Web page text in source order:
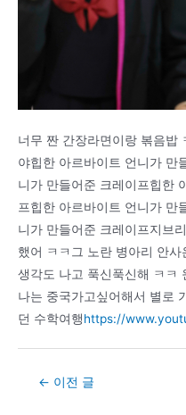
너무 짠 간장라면이랑 볶음밥
야힙한 아르바이트 언니가 만
니가 만들어준 크레이프힙한
프힙한 아르바이트 언니가 만
니가 만들어준 크레이프지브
했어 ㅋㅋ그 노란 병아리 안
생각도 나고 푹신푹신해 ㅋㅋ
나는 중국가고싶어해서 별로
던 수학여행https://
Post← 이전 글